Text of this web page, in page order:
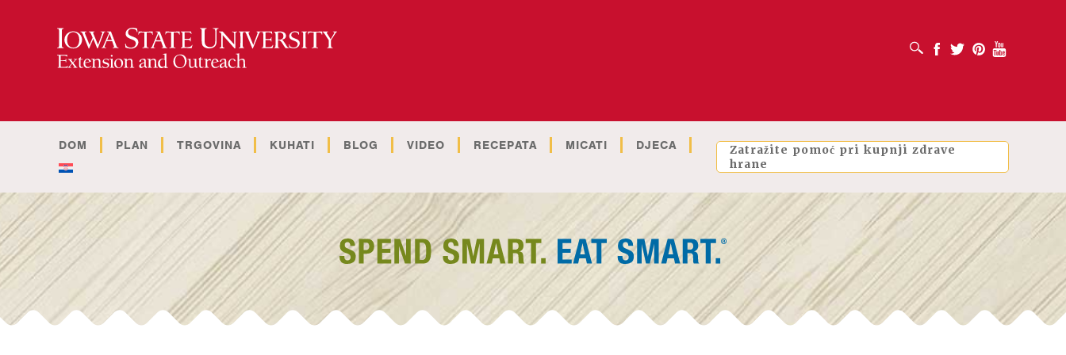
OTVORI OKVIR ZA PRETRAŽIVANJE
Facebook
Twitter PinterestYoutube
DOM PLAN TRGOVINA KUHATI BLOG VIDEO RECEPATA MICATI DJECA
Zatražite pomoć pri kupnji zdrave
hrane